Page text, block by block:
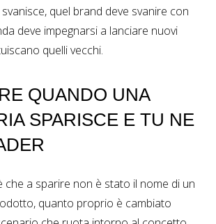
quel brand deve svanire con
deve impegnarsi a lanciare nuovi
quelli vecchi.
QUANDO UNA
SPARISCE E TU NE
che a sparire non è stato il nome di un
quanto proprio è cambiato